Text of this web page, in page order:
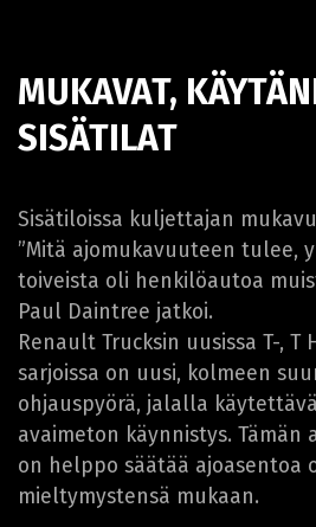
MUKAVAT,
SISÄTILAT
Sisätiloissa kuljettajan
”Mitä ajomukavuuteen tulee,
toiveista oli henkilöautoa
Paul Daintree jatkoi.
Renault Trucksin uusissa T-, T
sarjoissa on uusi, kolmeen
ohjauspyörä, jalalla
avaimeton käynnistys. Tämän
on helppo säätää ajoasentoa
mieltymystensä mukaan.